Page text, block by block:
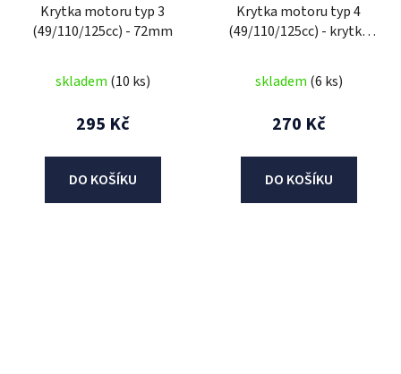
Krytka motoru typ 3
(49/110/125cc) - 72mm
skladem (10 ks)
295 Kč
DO KOŠÍKU
Krytka motoru typ 4
(49/110/125cc) - krytka
skladem (6 ks)
270 Kč
DO KOŠÍKU